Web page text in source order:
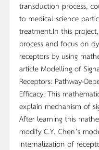
transduction process,
to medical science
treatment.In this
process and focus on
receptors by using
article Modelling of
Receptors: Pathway-
Efficacy. This
explain mechanism of
After learning this
modify C.Y. Chen’s
internalization of